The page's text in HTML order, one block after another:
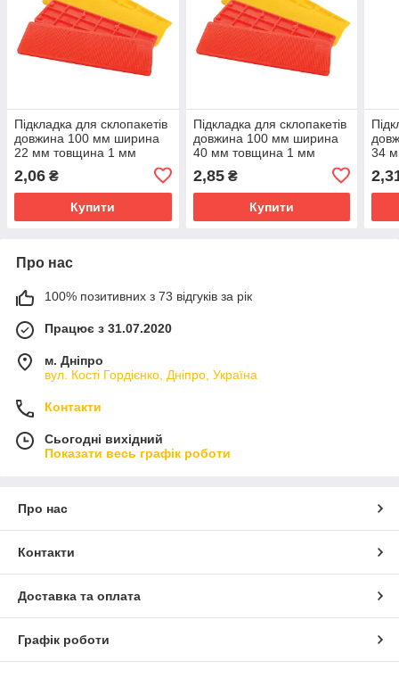
Підкладка для склопакетів
довжина 100 мм ширина
22 мм товщина 1 мм
2,06 ₴
Купити
Підкладка для склопакетів
довжина 100 мм ширина
40 мм товщина 1 мм
2,85₴
Купити
34
Про нас
100% позитивних з 73 відгуків за рік
Працює з 31.07.2020
м. Дніпро
вул. Кості Гордієнко, Дніпро, Україна
Контакти
Сьогодні вихідний
Показати весь графік роботи
Про нас
Контакти
Доставка та оплата
Графік роботи